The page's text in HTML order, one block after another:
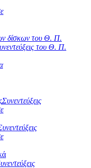
δίσκων του Θ. Π.
του Θ. Π.
Συνεντεύξεις